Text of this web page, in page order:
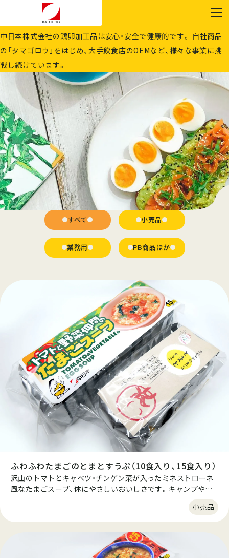
中日本株式会社の鶏卵加工品は安心・安全で健康的です。 自社商品
の「タマゴロウ」をはじめ、大手飲食店のOEMなど、様々な事業に挑
戦し続けています。
すべて 小売品
業務用 PB商品ほか
ふわふわたまごのとまとすうぷ（10食入り、15食入り）
沢山のトマトとキャベツ・チンゲン菜が入ったミネストローネ
風なたまごスープ、体にやさしいおいしさです。キャンプやピ
クニックに！また、雑炊にしてお夜食にもどうぞ！酸化防止のた
め、ちっ素ガスを封入いたしておりますので美味しさが長持ち
いたします。 個包装で10食入り。1食28kcalでとってもヘルシ
ー。糖質制限ダイエットにもおすすめです。
小売品